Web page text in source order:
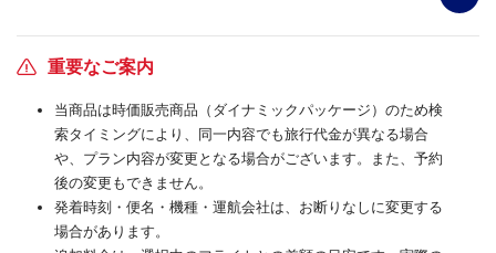
重要なご案内
当商品は時価販売商品（ダイナミックパッケージ）のため検
索タイミングにより、同一内容でも旅行代金が異なる場合
や、プラン内容が変更となる場合がございます。また、予約
後の変更もできません。
発着時刻・便名・機種・運航会社は、お断りなしに変更する
場合があります。